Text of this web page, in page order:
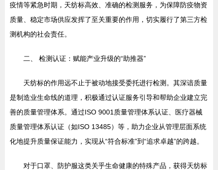
疫情等紧急时期，天纺标高效、准确的检测服务，为保障防疫物资
质量、稳定市场供应发挥了至关重要的作用，切实履行了第三方检
测机构的社会责任。
二、 检测认证：赋能产业升级的“助推器”
天纺标的作用远不止于被动地接受委托进行检测。其深谙质量
是制造业生命线的道理，积极通过认证服务引导和帮助企业建立完
善的质量管理体系。通过ISO 9001质量管理体系认证、医疗器械
质量管理体系认证（如ISO 13485）等，助力企业从管理层面系统
化地提升质量保证能力，实现从“符合标准”到“追求卓越”的跨越。
对于口罩、防护服这类关乎生命健康的特殊产品，获得天纺标